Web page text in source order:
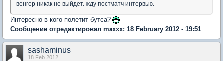
венгер никак не выйдет. жду постматч интервью.
Интересно в кого полетит бутса?
Сообщение отредактировал maxxx: 18 February 2012 - 19:51
sashaminus
18 Feb 2012